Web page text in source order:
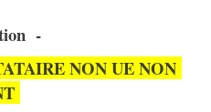
-
NON UE NON